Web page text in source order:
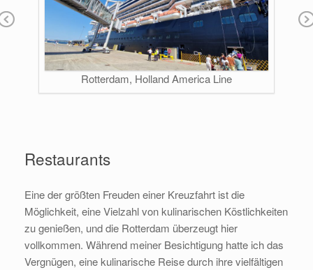
Rotterdam, Holland America Line
Restaurants
Eine der größten Freuden einer Kreuzfahrt ist die
Möglichkeit, eine Vielzahl von kulinarischen Köstlichkeiten
zu genießen, und die Rotterdam überzeugt hier
vollkommen. Während meiner Besichtigung hatte ich das
Vergnügen, eine kulinarische Reise durch ihre vielfältigen